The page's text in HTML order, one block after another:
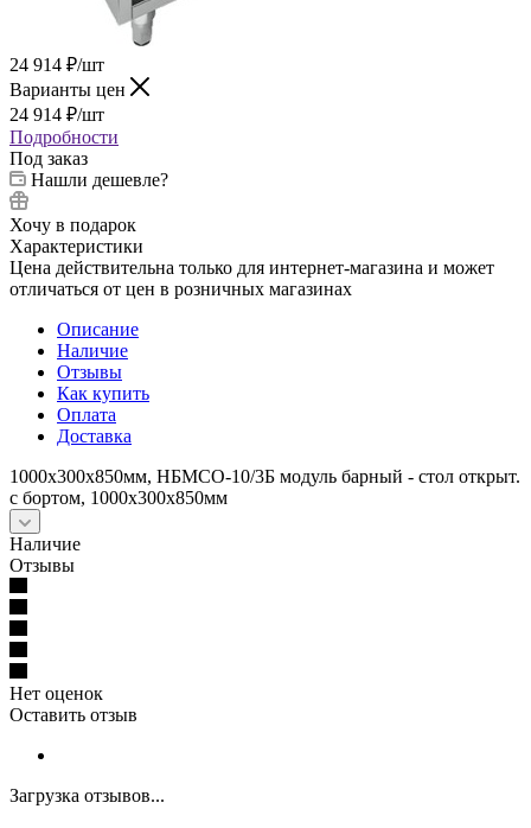
24 914 ₽/шт
Варианты цен
24 914 ₽/шт
Подробности
Под заказ
Нашли дешевле?
Хочу в подарок
Характеристики
Цена действительна только для интернет-магазина и может
отличаться от цен в розничных магазинах
Описание
Наличие
Отзывы
Как купить
Оплата
Доставка
1000х300х850мм, НБМСО-10/3Б модуль барный - стол открыт.
с бортом, 1000х300х850мм
Наличие
Отзывы
Нет оценок
Оставить отзыв
Загрузка отзывов...